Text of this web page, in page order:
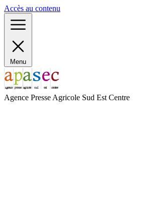
Accès au contenu
Menu
Agence Presse Agricole Sud Est Centre
Panneau de gestion des cookies